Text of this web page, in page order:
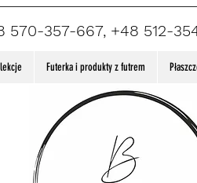
570-357-667, +48 512-
Futerka i produkty z futrem